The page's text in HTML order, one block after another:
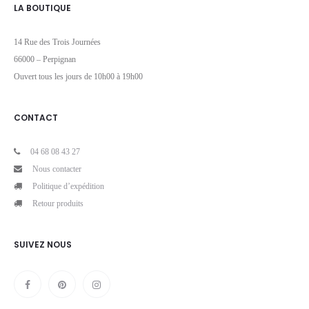
LA BOUTIQUE
14 Rue des Trois Journées
66000 – Perpignan
Ouvert tous les jours de 10h00 à 19h00
CONTACT
04 68 08 43 27
Nous contacter
Politique d’expédition
Retour produits
SUIVEZ NOUS